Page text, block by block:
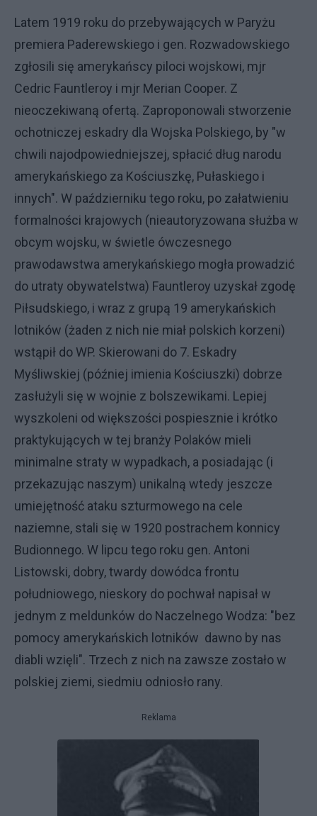
Latem 1919 roku do przebywających w Paryżu
premiera Paderewskiego i gen. Rozwadowskiego
zgłosili się amerykańscy piloci wojskowi, mjr
Cedric Fauntleroy i mjr Merian Cooper. Z
nieoczekiwaną ofertą. Zaproponowali stworzenie
ochotniczej eskadry dla Wojska Polskiego, by "w
chwili najodpowiedniejszej, spłacić dług narodu
amerykańskiego za Kościuszkę, Pułaskiego i
innych". W październiku tego roku, po załatwieniu
formalności krajowych (nieautoryzowana służba w
obcym wojsku, w świetle ówczesnego
prawodawstwa amerykańskiego mogła prowadzić
do utraty obywatelstwa) Fauntleroy uzyskał zgodę
Piłsudskiego, i wraz z grupą 19 amerykańskich
lotników (żaden z nich nie miał polskich korzeni)
wstąpił do WP. Skierowani do 7. Eskadry
Myśliwskiej (później imienia Kościuszki) dobrze
zasłużyli się w wojnie z bolszewikami. Lepiej
wyszkoleni od większości pospiesznie i krótko
praktykujących w tej branży Polaków mieli
minimalne straty w wypadkach, a posiadając (i
przekazując naszym) unikalną wtedy jeszcze
umiejętność ataku szturmowego na cele
naziemne, stali się w 1920 postrachem konnicy
Budionnego. W lipcu tego roku gen. Antoni
Listowski, dobry, twardy dowódca frontu
południowego, nieskory do pochwał napisał w
jednym z meldunków do Naczelnego Wodza: "bez
pomocy amerykańskich lotników dawno by nas
diabli wzięli". Trzech z nich na zawsze zostało w
polskiej ziemi, siedmiu odniosło rany.
Reklama